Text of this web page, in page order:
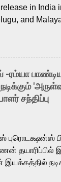
in India
and
a lot of love
audiences
of Eternia,
trailer has
among
the growing
superhero
songs like
Maalai”
-ரம்யா
சந்திப்பு
புரொடக்ஷன்ஸ்
இயக்கத்தில்